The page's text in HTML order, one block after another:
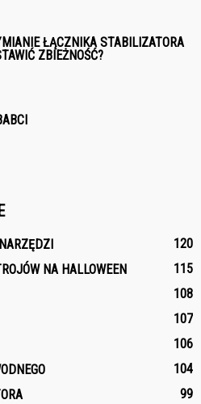
ŁĄCZNIKA STABILIZATORA
ZBIEŻNOŚĆ?
120
NA HALLOWEEN
115
108
107
106
104
99